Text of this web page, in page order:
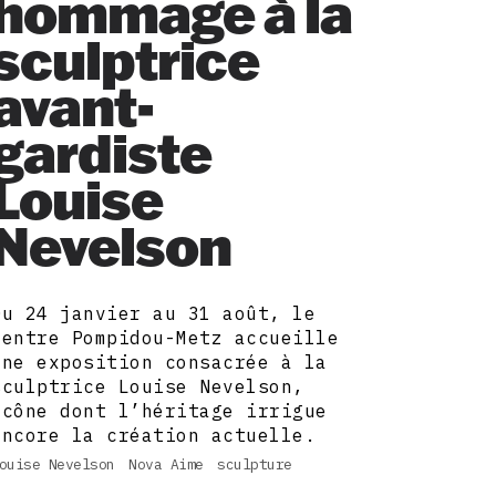
24 janvier au 31 août, le
Pompidou-Metz accueille
exposition consacrée à la
Louise Nevelson,
dont l’héritage irrigue
la création actuelle.
Nevelson Nova Aime sculpture